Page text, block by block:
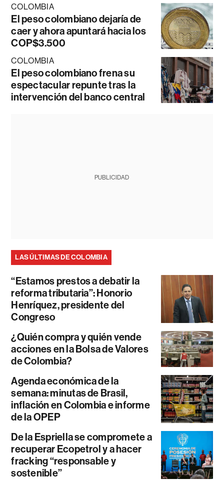
COLOMBIA
El peso colombiano dejaría de
caer y ahora apuntará hacia los
COP$3.500
COLOMBIA
El peso colombiano frena su
espectacular repunte tras la
intervención del banco central
PUBLICIDAD
LAS ÚLTIMAS DE COLOMBIA
“Estamos prestos a debatir la
reforma tributaria”: Honorio
Henríquez, presidente del
Congreso
¿Quién compra y quién vende
acciones en la Bolsa de Valores
de Colombia?
Agenda económica de la
semana: minutas de Brasil,
inflación en Colombia e informe
de la OPEP
De la Espriella se compromete a
recuperar Ecopetrol y a hacer
fracking “responsable y
sostenible”